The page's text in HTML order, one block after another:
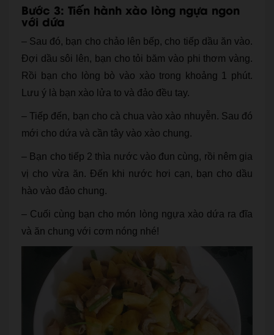
Bước 3: Tiến hành xào lòng ngựa ngon
với dứa
– Sau đó, bạn cho chảo lên bếp, cho tiếp dầu ăn vào.
Đợi dầu sôi lên, bạn cho tỏi băm vào phi thơm vàng.
Rồi bạn cho lòng bò vào xào trong khoảng 1 phút.
Lưu ý là bạn xào lửa to và đảo đều tay.
– Tiếp đến, bạn cho cà chua vào xào nhuyễn. Sau đó
mới cho dứa và cần tây vào xào chung.
– Bạn cho tiếp 2 thìa nước vào đun cùng, rồi nêm gia
vị cho vừa ăn. Đến khi nước hơi cạn, bạn cho dầu
hào vào đảo chung.
– Cuối cùng bạn cho món lòng ngựa xào dứa ra đĩa
và ăn chung với cơm nóng nhé!